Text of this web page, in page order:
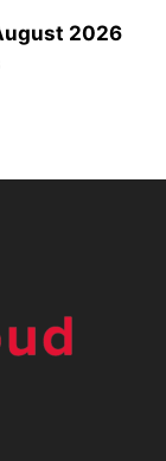
2026